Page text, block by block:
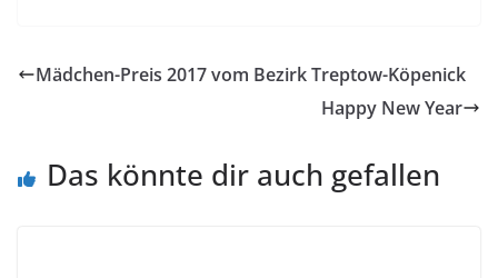
Mädchen-Preis 2017 vom Bezirk Treptow-Köpenick
Happy New Year
Das könnte dir auch gefallen